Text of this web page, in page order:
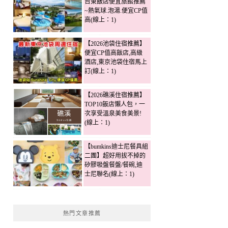
台東飯店便宜旅館推薦
~熱氣球.泡湯.便宜CP值
高(線上：1)
【2026池袋住宿推薦】
便宜CP值高飯店,高級
酒店,東京池袋住宿馬上
訂(線上：1)
【2026礁溪住宿推薦】
TOP10飯店懶人包，一
次享受溫泉美食美景!
(線上：1)
【bumkins迪士尼餐具組
二團】超好用拔不掉的
矽膠吸盤餐盤/餐碗,迪
士尼聯名(線上：1)
熱門文章推薦